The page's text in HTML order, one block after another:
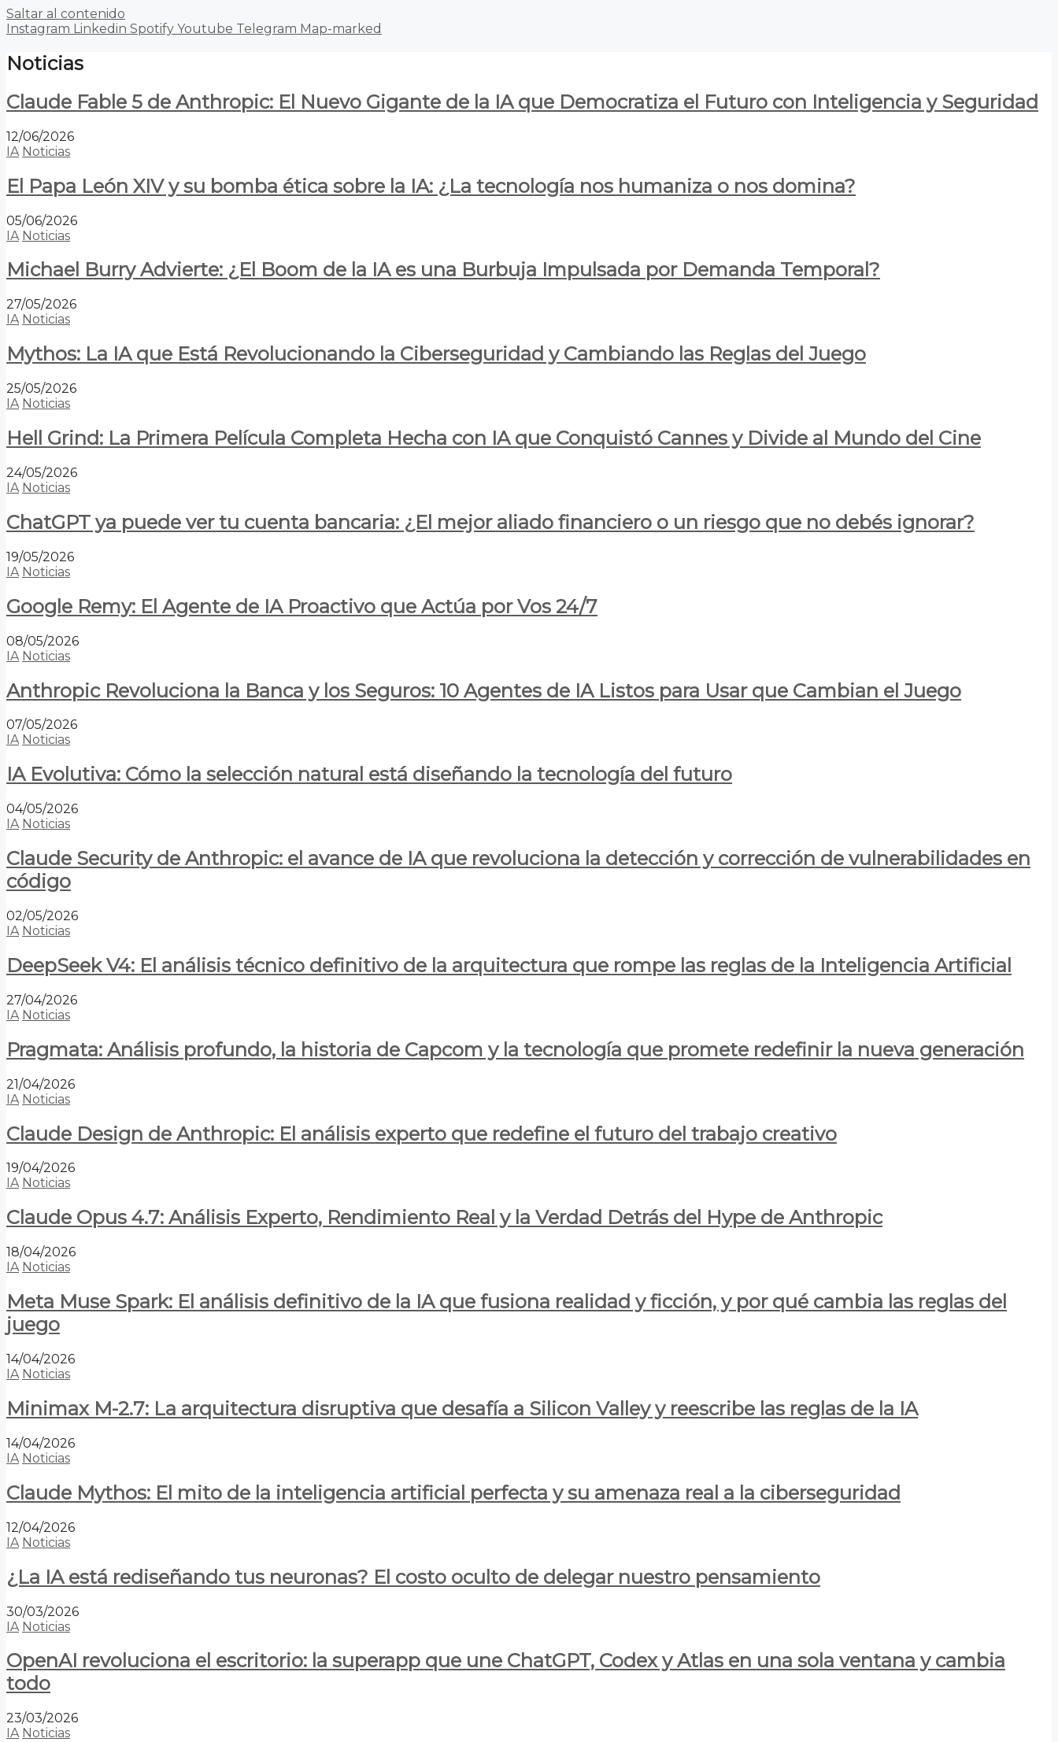
Saltar al contenido
Instagram Linkedin Spotify Youtube Telegram Map-marked
Noticias
Claude Fable 5 de Anthropic: El Nuevo Gigante de la IA que Democratiza el Futuro con Inteligencia y Seguridad
12/06/2026
IA Noticias
El Papa León XIV y su bomba ética sobre la IA: ¿La tecnología nos humaniza o nos domina?
05/06/2026
IA Noticias
Michael Burry Advierte: ¿El Boom de la IA es una Burbuja Impulsada por Demanda Temporal?
27/05/2026
IA Noticias
Mythos: La IA que Está Revolucionando la Ciberseguridad y Cambiando las Reglas del Juego
25/05/2026
IA Noticias
Hell Grind: La Primera Película Completa Hecha con IA que Conquistó Cannes y Divide al Mundo del Cine
24/05/2026
IA Noticias
ChatGPT ya puede ver tu cuenta bancaria: ¿El mejor aliado financiero o un riesgo que no debés ignorar?
19/05/2026
IA Noticias
Google Remy: El Agente de IA Proactivo que Actúa por Vos 24/7
08/05/2026
IA Noticias
Anthropic Revoluciona la Banca y los Seguros: 10 Agentes de IA Listos para Usar que Cambian el Juego
07/05/2026
IA Noticias
IA Evolutiva: Cómo la selección natural está diseñando la tecnología del futuro
04/05/2026
IA Noticias
Claude Security de Anthropic: el avance de IA que revoluciona la detección y corrección de vulnerabilidades en
código
02/05/2026
IA Noticias
DeepSeek V4: El análisis técnico definitivo de la arquitectura que rompe las reglas de la Inteligencia Artificial
27/04/2026
IA Noticias
Pragmata: Análisis profundo, la historia de Capcom y la tecnología que promete redefinir la nueva generación
21/04/2026
IA Noticias
Claude Design de Anthropic: El análisis experto que redefine el futuro del trabajo creativo
19/04/2026
IA Noticias
Claude Opus 4.7: Análisis Experto, Rendimiento Real y la Verdad Detrás del Hype de Anthropic
18/04/2026
IA Noticias
Meta Muse Spark: El análisis definitivo de la IA que fusiona realidad y ficción, y por qué cambia las reglas del
juego
14/04/2026
IA Noticias
Minimax M-2.7: La arquitectura disruptiva que desafía a Silicon Valley y reescribe las reglas de la IA
14/04/2026
IA Noticias
Claude Mythos: El mito de la inteligencia artificial perfecta y su amenaza real a la ciberseguridad
12/04/2026
IA Noticias
¿La IA está rediseñando tus neuronas? El costo oculto de delegar nuestro pensamiento
30/03/2026
IA Noticias
OpenAI revoluciona el escritorio: la superapp que une ChatGPT, Codex y Atlas en una sola ventana y cambia
todo
23/03/2026
IA Noticias